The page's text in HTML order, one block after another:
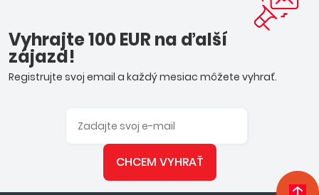
Vyhrajte 100 EUR na ďalší
zájazd!
Registrujte svoj email a každý mesiac môžete vyhrať.
CHCEM VYHRAŤ